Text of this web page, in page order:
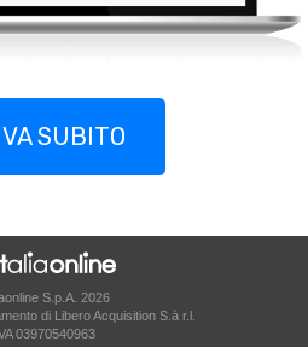
SUBITO
S.p.A. 2026
di Libero Acquisition S.à r.l.
03970540963